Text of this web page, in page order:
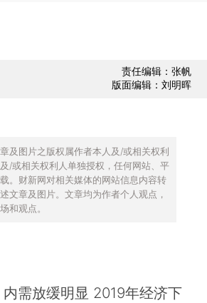
责任编辑：张帆
版面编辑：刘明晖
及图片之版权属作者本人及/或相关权利
/或相关权利人单独授权，任何网站、平
。财新网对相关媒体的网站信息内容转
文章及图片。文章均为作者个人观点，
和观点。
内需放缓明显 2019年经济下